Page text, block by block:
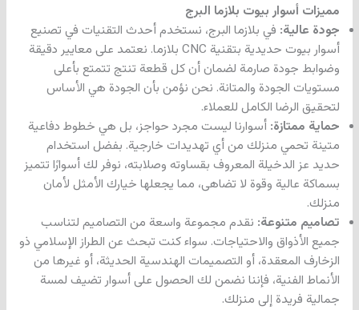
مميزات أسوار بيوت بلازما البرج
جودة عالية: في بلازما البرج، نستخدم أحدث التقنيات في تصنيع
أسوار بيوت حديدية بتقنية CNC بلازما. نعتمد على معايير دقيقة
وضوابط جودة صارمة لضمان أن كل قطعة تنتج تتمتع بأعلى
مستويات الجودة والمتانة. نحن نؤمن بأن الجودة هي الأساس
لتحقيق الرضا الكامل للعملاء.
حماية ممتازة: أسوارنا ليست مجرد حواجز، بل هي خطوط دفاعية
متينة تحمي منزلك من أي تهديدات خارجية. بفضل استخدام
حديد عز الدخيلة المعروف بقساوته وصلابته، نوفر لك أسوارًا تتميز
بسماكة عالية وقوة لا تضاهى، مما يجعلها خيارك الأمثل لأمان
منزلك.
تصاميم متنوعة: نقدم مجموعة واسعة من التصاميم لتناسب
جميع الأذواق والاحتياجات. سواء كنت تبحث عن الطراز الإسلامي ذو
الزخارف المعقدة، أو التصميمات الهندسية الحديثة، أو غيرها من
الأنماط الفنية، فإننا نضمن لك الحصول على أسوار تضيف لمسة
جمالية فريدة إلى منزلك.